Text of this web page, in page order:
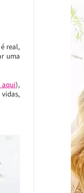
real,
uma
aqui),